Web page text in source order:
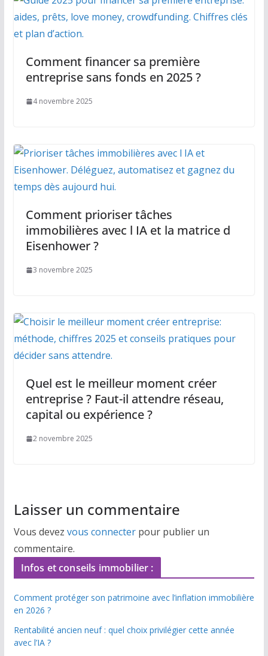
Comment financer sa première
entreprise sans fonds en 2025 ?
4 novembre 2025
Comment prioriser tâches
immobilières avec l IA et la matrice d
Eisenhower ?
3 novembre 2025
Quel est le meilleur moment créer
entreprise ? Faut-il attendre réseau,
capital ou expérience ?
2 novembre 2025
Laisser un commentaire
Vous devez vous connecterpour publier un
commentaire.
Infos et conseils immobilier :
Comment protéger son patrimoine avec l’inflation immobilière
en 2026 ?
Rentabilité ancien neuf : quel choix privilégier cette année
avec l’IA ?